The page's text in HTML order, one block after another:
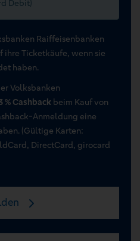
Debit)
Raiffeisenbanken
ihre Ticketkäufe, wenn sie
haben.
Volksbanken
% Cashback beim Kauf von
Anmeldung eine
(Gültige Karten:
DirectCard, girocard